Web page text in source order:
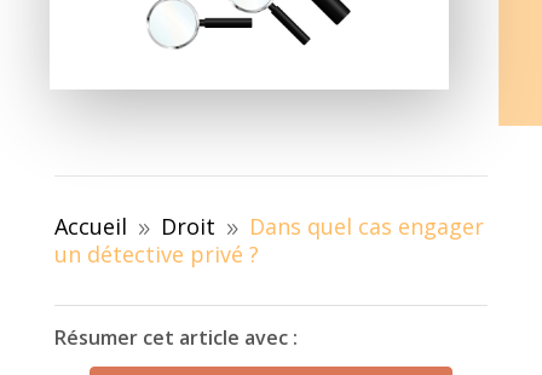
Accueil 9 Droit 9
Dans quel cas engager
un détective privé ?
Résumer cet article avec :